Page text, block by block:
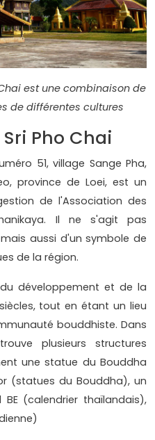
est une combinaison de
de différentes cultures
Pho Chai
51, village Sange Pha,
province de Loei, est un
de l'Association des
Il ne s'agit pas
aussi d'un symbole de
de la région.
développement et de la
tout en étant un lieu
bouddhiste. Dans
plusieurs structures
une statue du Bouddha
(statues du Bouddha), un
(calendrier thaïlandais),